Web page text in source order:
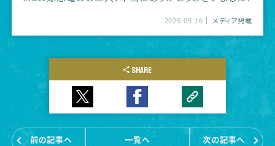
2025.05.16 メディア掲載
SHARE
前の記事へ 一覧へ 次の記事へ